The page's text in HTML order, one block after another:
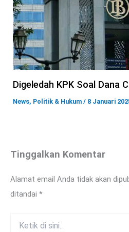
Digeledah KPK Soal Dana
News, Politik & Hukum / 8 Januari
Tinggalkan Komentar
Alamat email Anda tidak akan
ditandai *